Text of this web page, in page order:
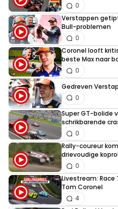
0
Verstappen
Bull-problemen
0
Coronel looft
beste Max naar
0
Gedreven
0
Super GT-bolide
schrikbarende
0
Rally-coureur
drievoudige
0
Livestream: Race
Tom Coronel
4